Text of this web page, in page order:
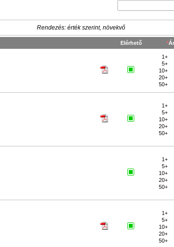
Rendezés: érték szerint, növekvő
Elérhető *
1+
5+
10+
20+
50+
1+
5+
10+
20+
50+
1+
5+
10+
20+
50+
1+
5+
10+
20+
50+